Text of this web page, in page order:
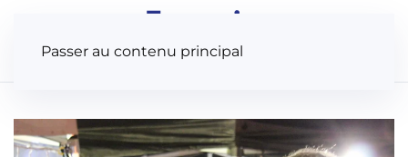
Passer au contenu principal
Panneau de gestion des cookies